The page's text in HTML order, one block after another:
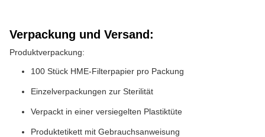
Verpackung und Versand:
Produktverpackung:
100 Stück HME-Filterpapier pro Packung
Einzelverpackungen zur Sterilität
Verpackt in einer versiegelten Plastiktüte
Produktetikett mit Gebrauchsanweisung